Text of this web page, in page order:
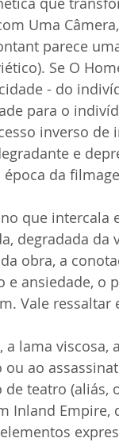
Uma
parece
Se O
- do
para o
inverso
e
da
que intercala
degradada da
obra, a
ansiedade, o
Vale ressaltar
lama viscosa,
ao
teatro (aliás,
Inland Empire,